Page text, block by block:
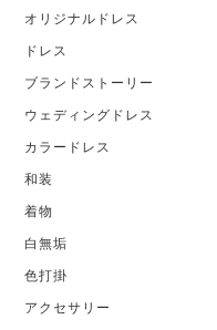
オリジナルドレス
ドレス
ブランドストーリー
ウェディングドレス
カラードレス
和装
着物
白無垢
色打掛
アクセサリー